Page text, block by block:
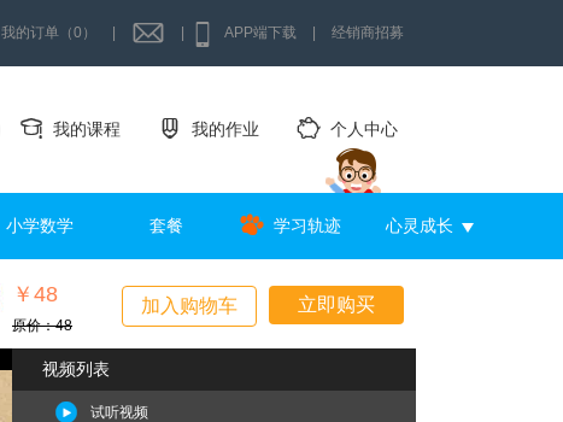
我的订单（0） APP端下载 经销商招募
我的课程 我的作业 个人中心
小学数学 套餐 学习轨迹 心灵成长
立即购买
加入购物车
￥48
原价：48
视频列表
试听视频